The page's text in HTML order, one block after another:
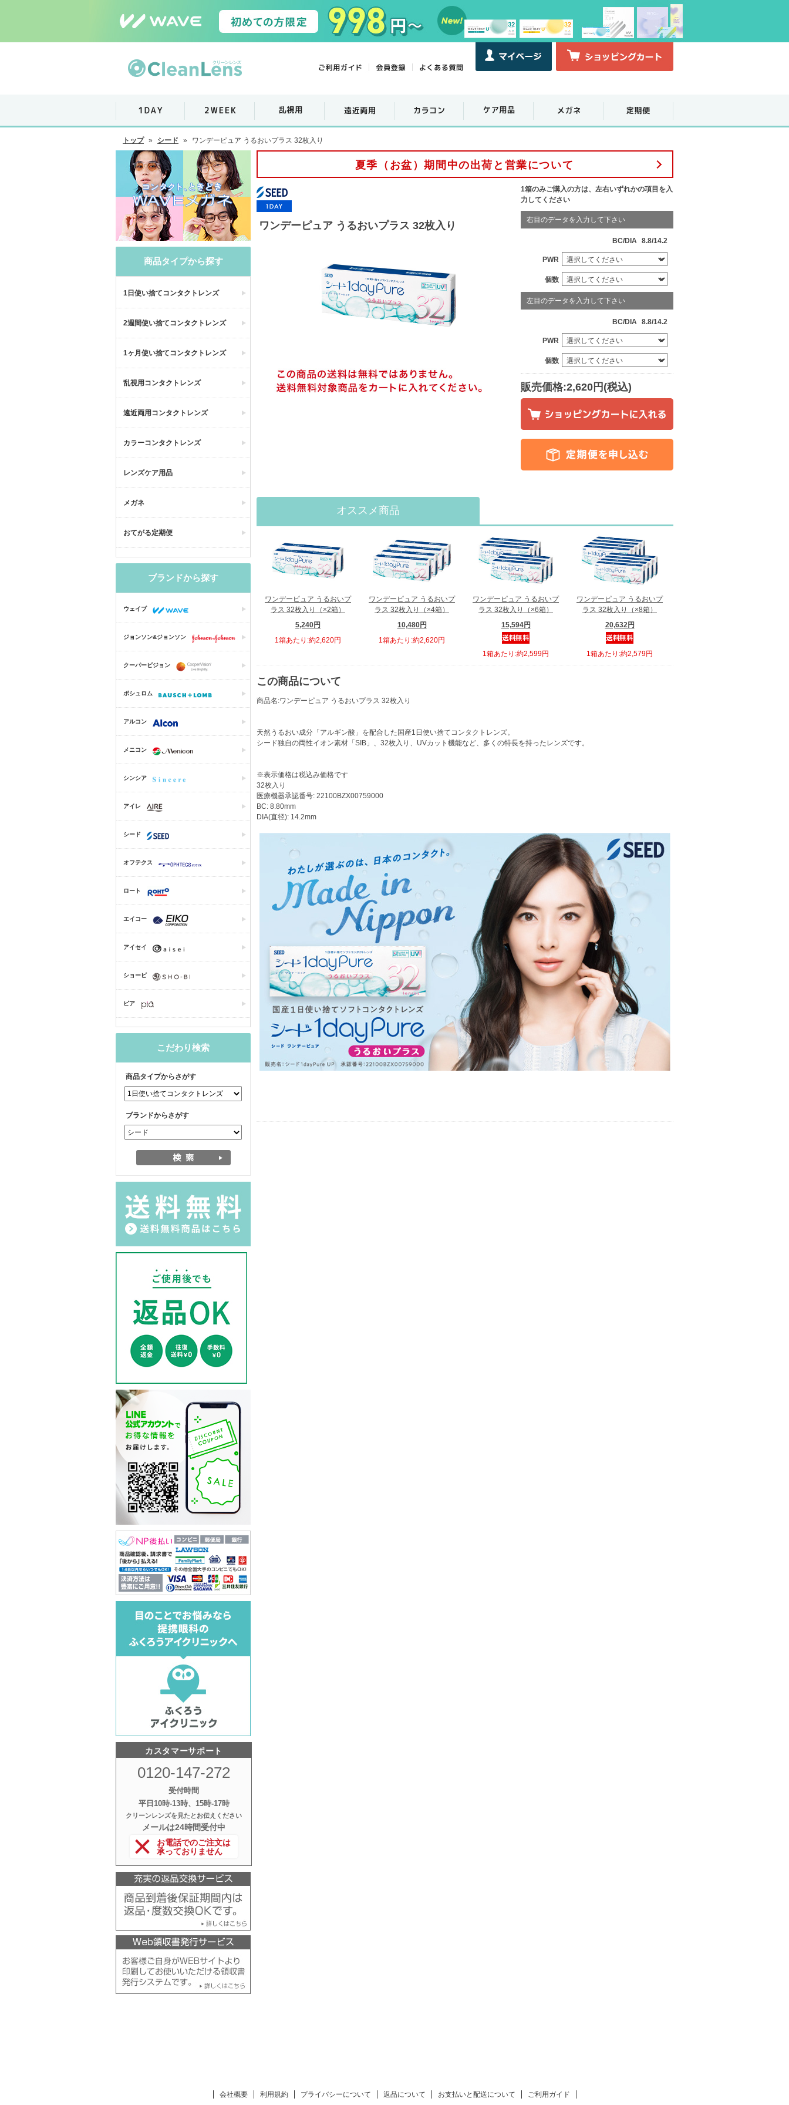
トップ » シード » ワンデーピュア うるおいプラス 32枚入り
商品タイプから探す
1日使い捨てコンタクトレンズ
2週間使い捨てコンタクトレンズ
1ヶ月使い捨てコンタクトレンズ
乱視用コンタクトレンズ
遠近両用コンタクトレンズ
カラーコンタクトレンズ
レンズケア用品
メガネ
おてがる定期便
ブランドから探す
ウェイブ
ジョンソン&ジョンソン
クーパービジョン
ボシュロム
アルコン
メニコン
シンシア
アイレ
シード
オフテクス
ロート
エイコー
アイセイ
ショービ
ピア
こだわり検索
商品タイプからさがす
ブランドからさがす
カスタマーサポート
0120-147-272
受付時間
平日10時‐13時、15時‐17時
クリーンレンズを見たとお伝えください
メールは24時間受付中
お電話でのご注文は
承っておりません
夏季（お盆）期間中の出荷と営業について
ワンデーピュア うるおいプラス 32枚入り
1箱のみご購入の方は、左右いずれかの項目を入
力してください
右目のデータを入力して下さい
BC/DIA 8.8/14.2
PWR
個数
左目のデータを入力して下さい
BC/DIA 8.8/14.2
PWR
個数
販売価格:2,620円(税込)
オススメ商品
ワンデーピュア うるおいプ
ラス 32枚入り（×2箱）
5,240円
1箱あたり:約2,620円
ワンデーピュア うるおいプ
ラス 32枚入り（×4箱）
10,480円
1箱あたり:約2,620円
ワンデーピュア うるおいプ
ラス 32枚入り（×6箱）
15,594円
1箱あたり:約2,599円
ワンデーピュア うるおいプ
ラス 32枚入り（×8箱）
20,632円
1箱あたり:約2,579円
この商品について
商品名:ワンデーピュア うるおいプラス 32枚入り
天然うるおい成分「アルギン酸」を配合した国産1日使い捨てコンタクトレンズ。
シード独自の両性イオン素材「SIB」、32枚入り、UVカット機能など、多くの特長を持ったレンズです。
※表示価格は税込み価格です
32枚入り
医療機器承認番号: 22100BZX00759000
BC: 8.80mm
DIA(直径): 14.2mm
会社概要 利用規約 プライバシーについて 返品について お支払いと配送について ご利用ガイド